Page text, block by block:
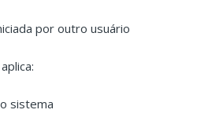
por outro usuário
sistema